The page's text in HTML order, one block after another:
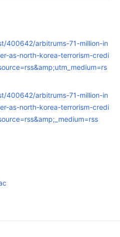
400642/arbitrums-71-million-in
as-north-korea-terrorism-credi
400642/arbitrums-71-million-in
as-north-korea-terrorism-credi